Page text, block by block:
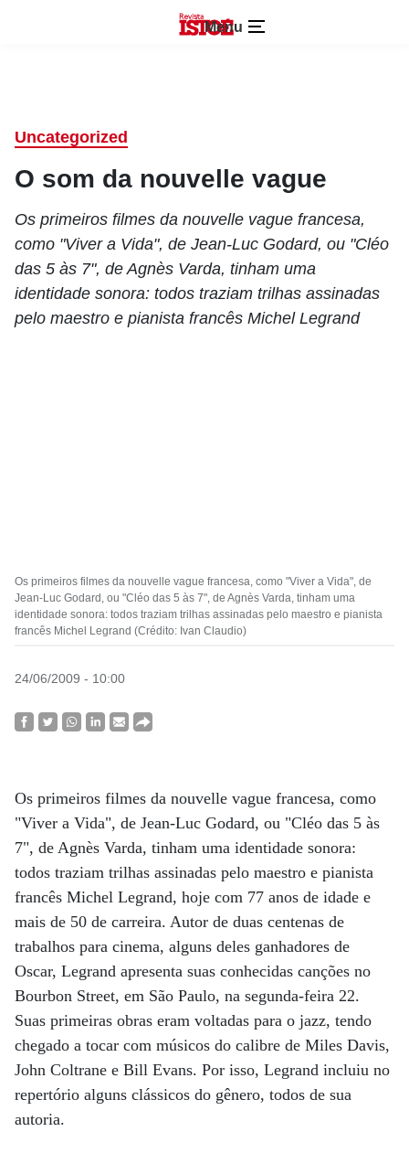
Menu
Uncategorized
O som da nouvelle vague
Os primeiros filmes da nouvelle vague francesa,
como "Viver a Vida", de Jean-Luc Godard, ou "Cléo
das 5 às 7", de Agnès Varda, tinham uma
identidade sonora: todos traziam trilhas assinadas
pelo maestro e pianista francês Michel Legrand
Os primeiros filmes da nouvelle vague francesa, como "Viver a Vida", de
Jean-Luc Godard, ou "Cléo das 5 às 7", de Agnès Varda, tinham uma
identidade sonora: todos traziam trilhas assinadas pelo maestro e pianista
francês Michel Legrand (Crédito: Ivan Claudio)
24/06/2009 - 10:00
Os primeiros filmes da nouvelle vague francesa, como
"Viver a Vida", de Jean-Luc Godard, ou "Cléo das 5 às
7", de Agnès Varda, tinham uma identidade sonora:
todos traziam trilhas assinadas pelo maestro e pianista
francês Michel Legrand, hoje com 77 anos de idade e
mais de 50 de carreira. Autor de duas centenas de
trabalhos para cinema, alguns deles ganhadores de
Oscar, Legrand apresenta suas conhecidas canções no
Bourbon Street, em São Paulo, na segunda-feira 22.
Suas primeiras obras eram voltadas para o jazz, tendo
chegado a tocar com músicos do calibre de Miles Davis,
John Coltrane e Bill Evans. Por isso, Legrand incluiu no
repertório alguns clássicos do gênero, todos de sua
autoria.